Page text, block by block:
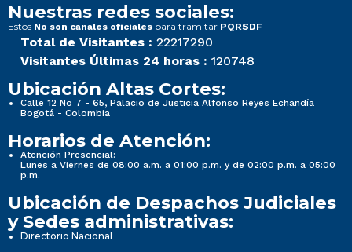
Nuestras redes sociales:
Estos No son canales oficiales para tramitar PQRSDF
Total de Visitantes : 22217290
Visitantes Últimas 24 horas : 120748
Ubicación Altas Cortes:
Calle 12 No 7 - 65, Palacio de Justicia Alfonso Reyes Echandía
Bogotá - Colombia
Horarios de Atención:
Atención Presencial:
Lunes a Viernes de 08:00 a.m. a 01:00 p.m. y de 02:00 p.m. a 05:00
p.m.
Ubicación de Despachos Judiciales
y Sedes administrativas:
Directorio Nacional